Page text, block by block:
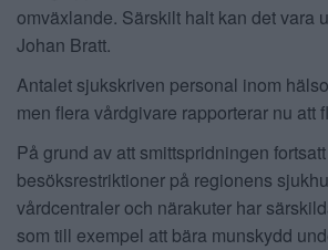
omväxlande. Särskilt halt kan det vara
Johan Bratt.
Antalet sjukskriven personal inom
men flera vårdgivare rapporterar nu att
På grund av att smittspridningen
besöksrestriktioner på regionens
vårdcentraler och närakuter har
som till exempel att bära munskydd